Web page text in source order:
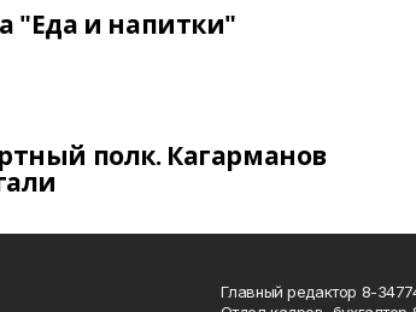
"Еда и напитки"
полк. Кагарманов
Главный редактор 8-